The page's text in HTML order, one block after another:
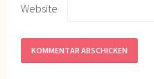
Website